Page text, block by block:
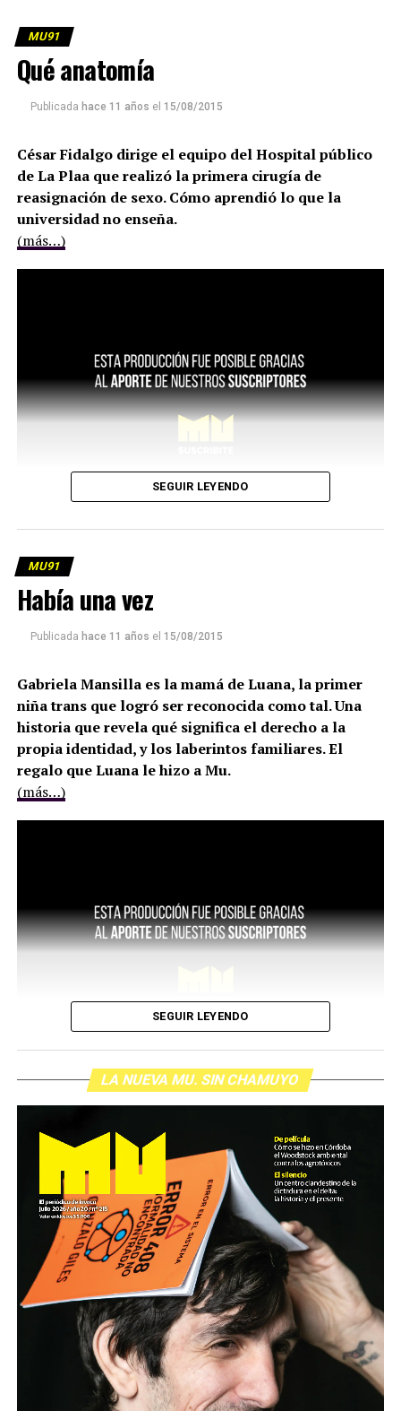
MU91
Qué anatomía
Publicada hace 11 años el 15/08/2015
César Fidalgo dirige el equipo del Hospital público
de La Plaa que realizó la primera cirugía de
reasignación de sexo. Cómo aprendió lo que la
universidad no enseña.
(más…)
SEGUIR LEYENDO
MU91
Había una vez
Publicada hace 11 años el 15/08/2015
Gabriela Mansilla es la mamá de Luana, la primer
niña trans que logró ser reconocida como tal. Una
historia que revela qué significa el derecho a la
propia identidad, y los laberintos familiares. El
regalo que Luana le hizo a Mu.
(más…)
SEGUIR LEYENDO
LA NUEVA MU. SIN CHAMUYO